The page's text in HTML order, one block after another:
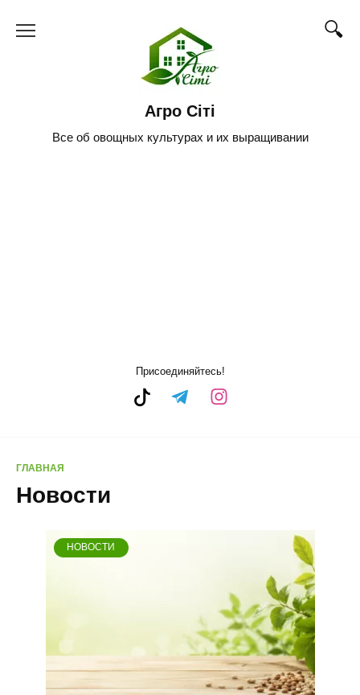
Агро Сіті
Все об овощных культурах и их выращивании
Присоединяйтесь!
ГЛАВНАЯ
Новости
НОВОСТИ